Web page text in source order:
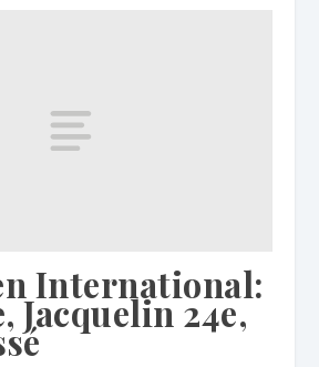
International:
Jacquelin 24e,